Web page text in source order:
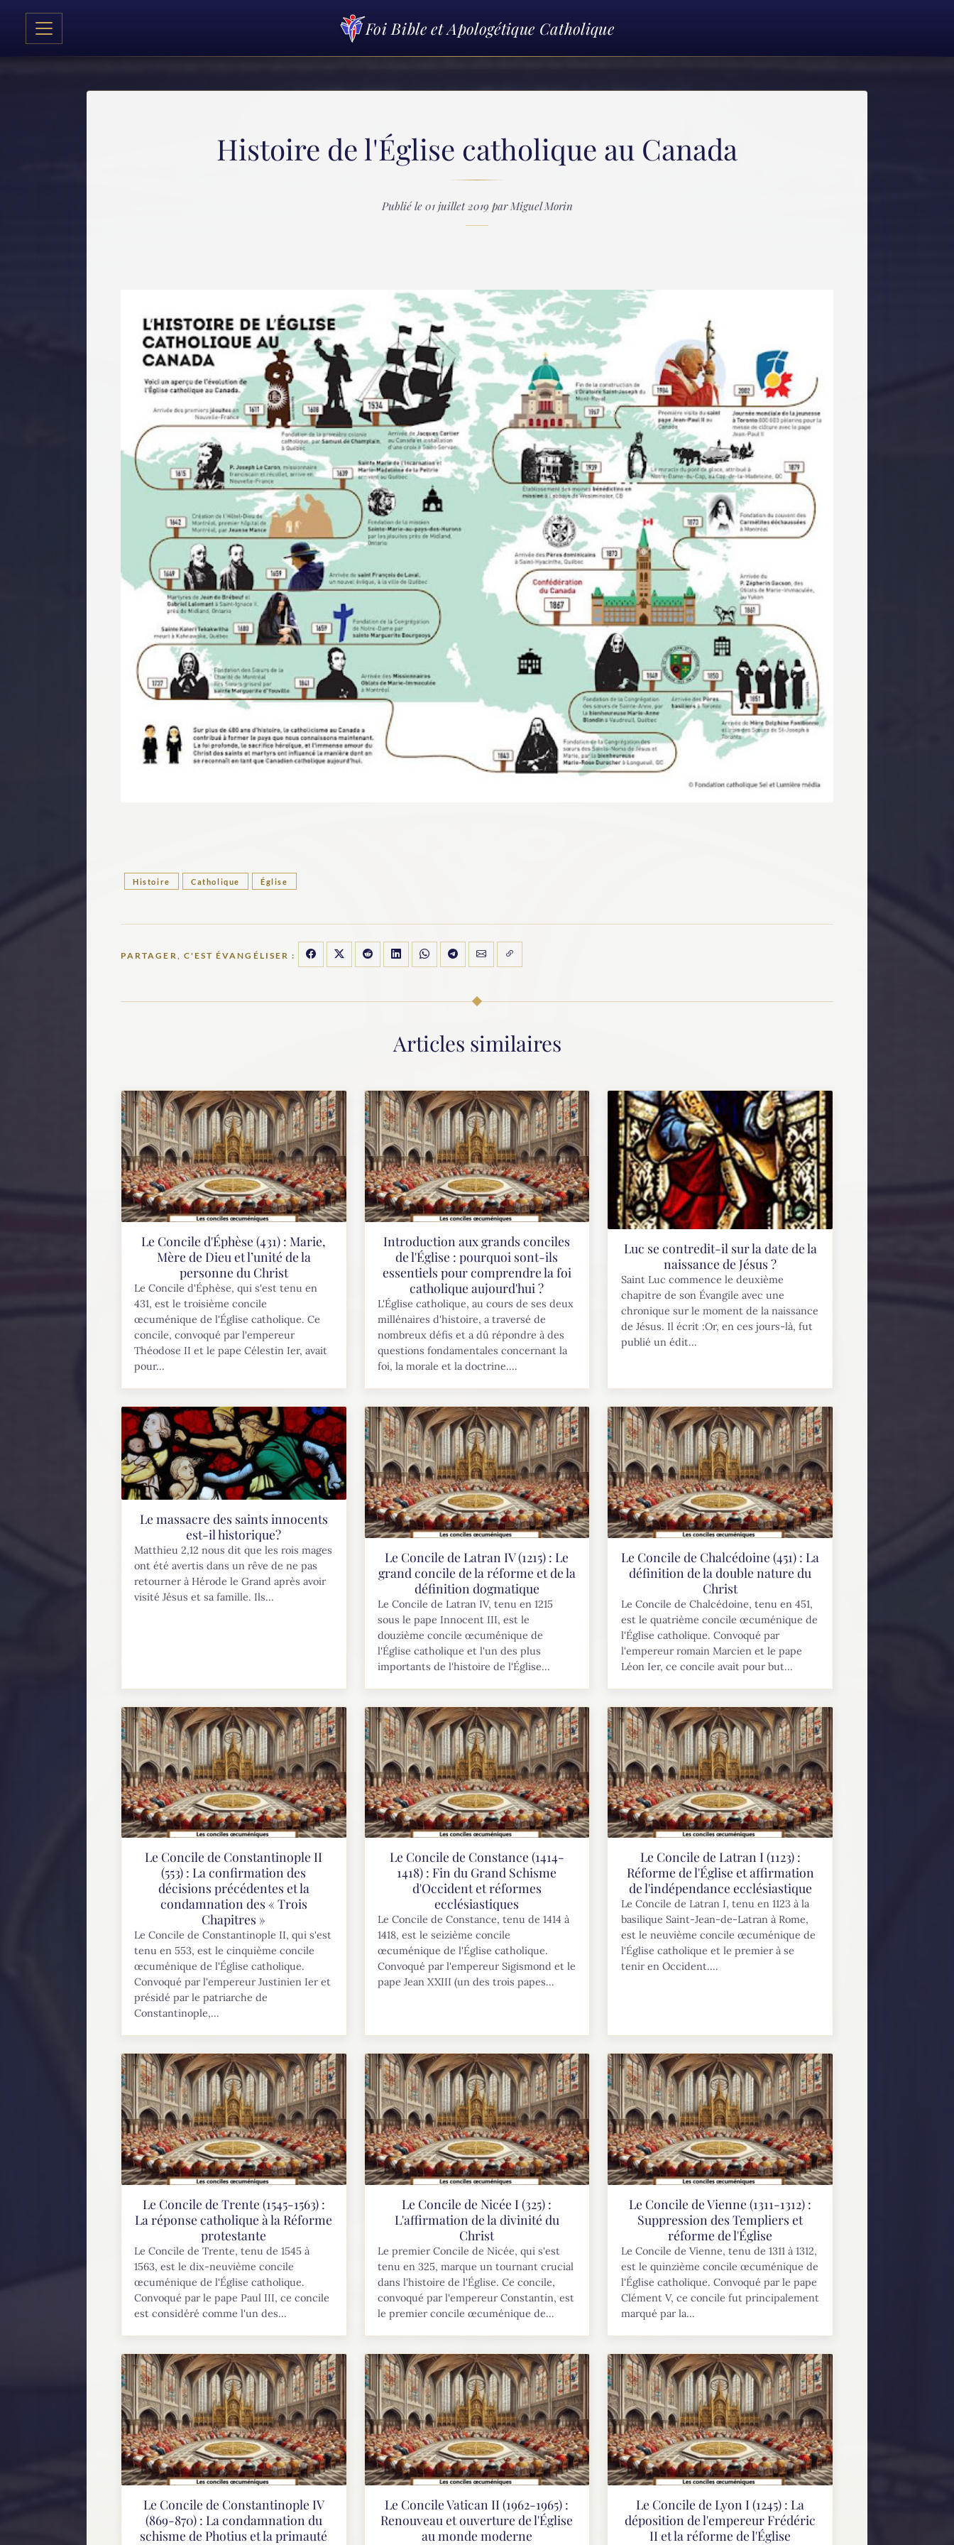
Foi Bible et Apologétique Catholique
Histoire de l'Église catholique au Canada
Publié le 01 juillet 2019 par Miguel Morin
Histoire Catholique Église
PARTAGER, C'EST ÉVANGÉLISER :
Articles similaires
Le Concile d'Éphèse (431) : Marie,
Mère de Dieu et l’unité de la
personne du Christ
Le Concile d'Éphèse, qui s'est tenu en
431, est le troisième concile
œcuménique de l'Église catholique. Ce
concile, convoqué par l'empereur
Théodose II et le pape Célestin Ier, avait
pour...
Introduction aux grands conciles
de l'Église : pourquoi sont-ils
essentiels pour comprendre la foi
catholique aujourd'hui ?
L'Église catholique, au cours de ses deux
millénaires d'histoire, a traversé de
nombreux défis et a dû répondre à des
questions fondamentales concernant la
foi, la morale et la doctrine....
Luc se contredit-il sur la date de la
naissance de Jésus ?
Saint Luc commence le deuxième
chapitre de son Évangile avec une
chronique sur le moment de la naissance
de Jésus. Il écrit :Or, en ces jours-là, fut
publié un édit...
Le massacre des saints innocents
est-il historique?
Matthieu 2,12 nous dit que les rois mages
ont été avertis dans un rêve de ne pas
retourner à Hérode le Grand après avoir
visité Jésus et sa famille. Ils...
Le Concile de Latran IV (1215) : Le
grand concile de la réforme et de la
définition dogmatique
Le Concile de Latran IV, tenu en 1215
sous le pape Innocent III, est le
douzième concile œcuménique de
l'Église catholique et l'un des plus
importants de l'histoire de l'Église...
Le Concile de Chalcédoine (451) : La
définition de la double nature du
Christ
Le Concile de Chalcédoine, tenu en 451,
est le quatrième concile œcuménique de
l'Église catholique. Convoqué par
l'empereur romain Marcien et le pape
Léon Ier, ce concile avait pour but...
Le Concile de Constantinople II
(553) : La confirmation des
décisions précédentes et la
condamnation des « Trois
Chapitres »
Le Concile de Constantinople II, qui s'est
tenu en 553, est le cinquième concile
œcuménique de l'Église catholique.
Convoqué par l'empereur Justinien Ier et
présidé par le patriarche de
Constantinople,...
Le Concile de Constance (1414-
1418) : Fin du Grand Schisme
d'Occident et réformes
ecclésiastiques
Le Concile de Constance, tenu de 1414 à
1418, est le seizième concile
œcuménique de l'Église catholique.
Convoqué par l'empereur Sigismond et le
pape Jean XXIII (un des trois papes...
Le Concile de Latran I (1123) :
Réforme de l'Église et affirmation
de l'indépendance ecclésiastique
Le Concile de Latran I, tenu en 1123 à la
basilique Saint-Jean-de-Latran à Rome,
est le neuvième concile œcuménique de
l'Église catholique et le premier à se
tenir en Occident....
Le Concile de Trente (1545-1563) :
La réponse catholique à la Réforme
protestante
Le Concile de Trente, tenu de 1545 à
1563, est le dix-neuvième concile
œcuménique de l'Église catholique.
Convoqué par le pape Paul III, ce concile
est considéré comme l'un des...
Le Concile de Nicée I (325) :
L'affirmation de la divinité du
Christ
Le premier Concile de Nicée, qui s'est
tenu en 325, marque un tournant crucial
dans l'histoire de l'Église. Ce concile,
convoqué par l'empereur Constantin, est
le premier concile œcuménique de...
Le Concile de Vienne (1311-1312) :
Suppression des Templiers et
réforme de l'Église
Le Concile de Vienne, tenu de 1311 à 1312,
est le quinzième concile œcuménique de
l'Église catholique. Convoqué par le pape
Clément V, ce concile fut principalement
marqué par la...
Le Concile de Constantinople IV
(869-870) : La condamnation du
schisme de Photius et la primauté
Le Concile Vatican II (1962-1965) :
Renouveau et ouverture de l'Église
au monde moderne
Le Concile de Lyon I (1245) : La
déposition de l'empereur Frédéric
II et la réforme de l'Église